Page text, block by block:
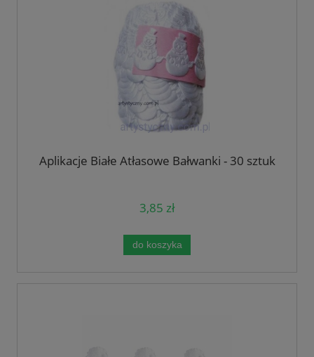
Aplikacje Białe Atłasowe Bałwanki - 30 sztuk
3,85 zł
do koszyka